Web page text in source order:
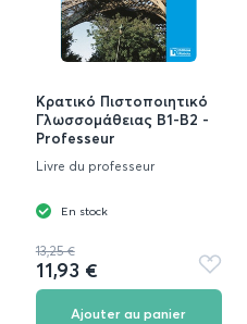
Κρατικό Πιστοποιητικό
Γλωσσομάθειας B1-B2 -
Professeur
Livre du professeur
En stock
13,25 €
11,93 €
Ajouter
aux
Ajouter au panier